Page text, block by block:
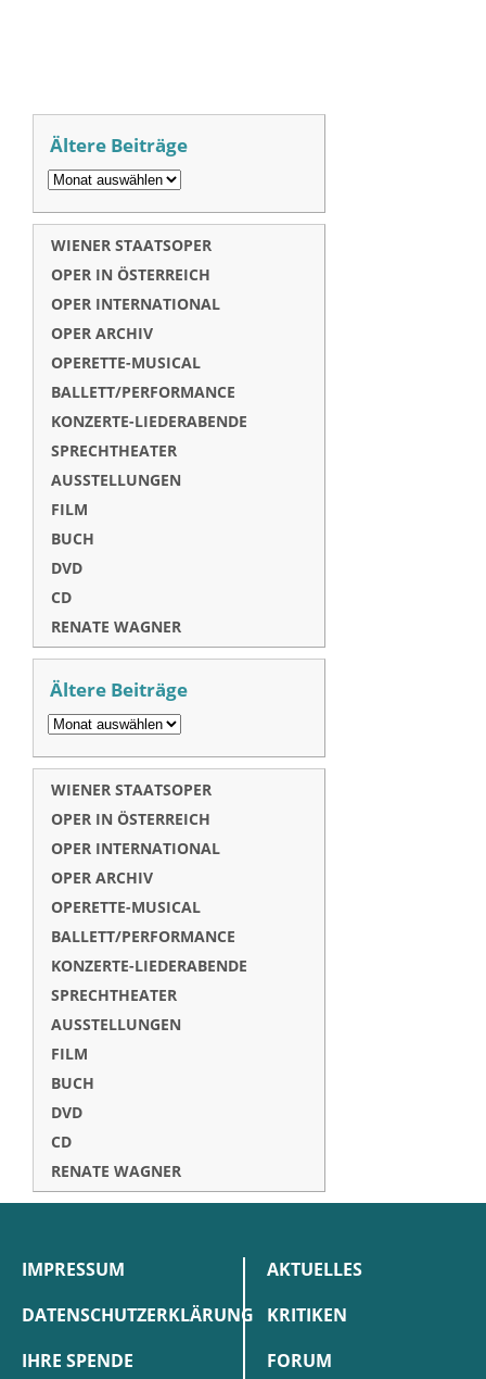
Ältere Beiträge
WIENER STAATSOPER
OPER IN ÖSTERREICH
OPER INTERNATIONAL
OPER ARCHIV
OPERETTE-MUSICAL
BALLETT/PERFORMANCE
KONZERTE-LIEDERABENDE
SPRECHTHEATER
AUSSTELLUNGEN
FILM
BUCH
DVD
CD
RENATE WAGNER
Ältere Beiträge
WIENER STAATSOPER
OPER IN ÖSTERREICH
OPER INTERNATIONAL
OPER ARCHIV
OPERETTE-MUSICAL
BALLETT/PERFORMANCE
KONZERTE-LIEDERABENDE
SPRECHTHEATER
AUSSTELLUNGEN
FILM
BUCH
DVD
CD
RENATE WAGNER
IMPRESSUM
DATENSCHUTZERKLÄRUNG
IHRE SPENDE
AKTUELLES
KRITIKEN
FORUM